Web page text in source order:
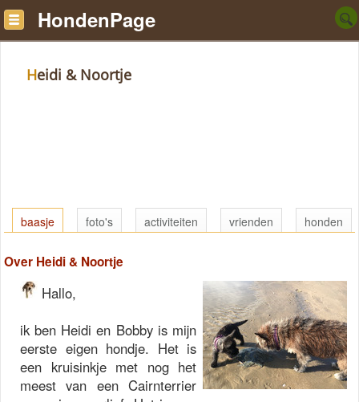
HondenPage
Heidi & Noortje
baasje foto's activiteiten vrienden honden
Over Heidi & Noortje
Hallo,
ik ben Heidi en Bobby is mijn
eerste eigen hondje. Het is
een kruisinkje met nog het
meest van een Cairnterrier